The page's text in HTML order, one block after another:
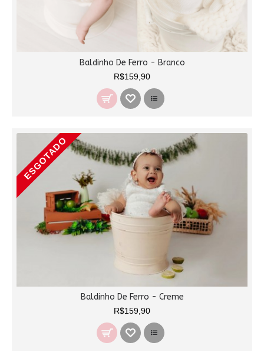
Baldinho De Ferro - Branco
R$159,90
ESGOTADO
Baldinho De Ferro - Creme
R$159,90